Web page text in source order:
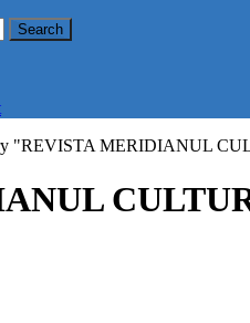
"REVISTA MERIDIANUL